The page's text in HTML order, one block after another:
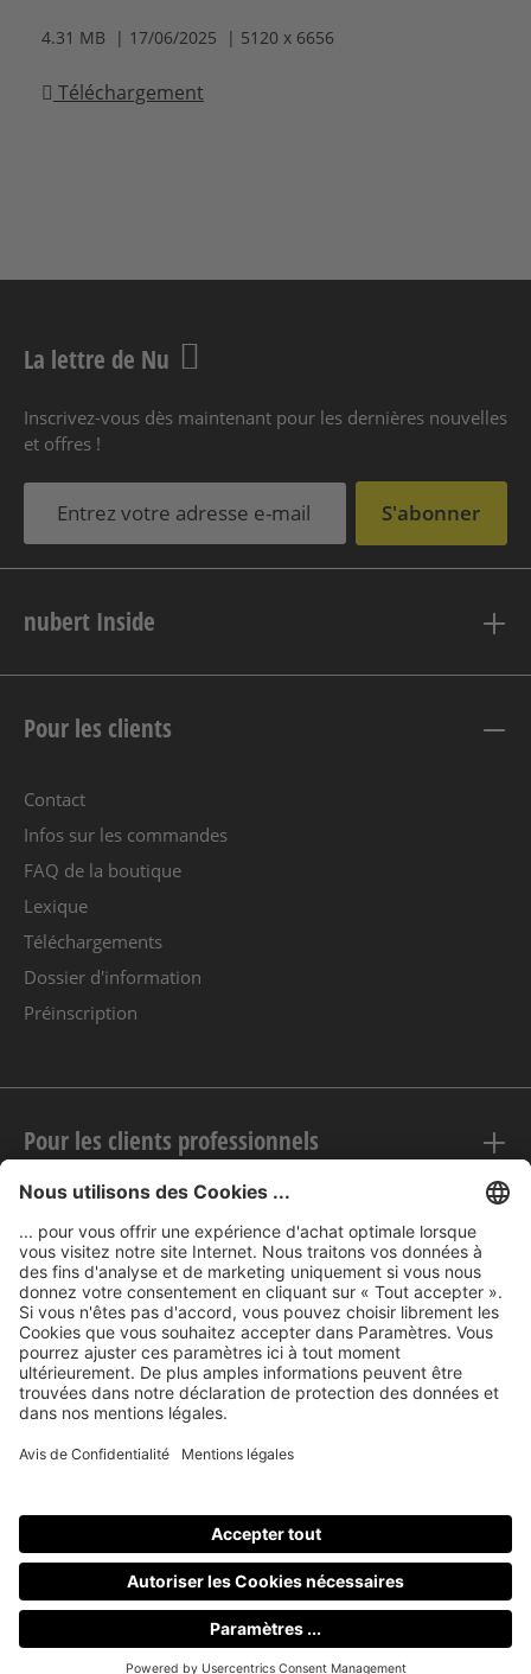
4.31 MB | 17/06/2025 | 5120 x 6656
Téléchargement
La lettre de Nu
Inscrivez-vous dès maintenant pour les dernières nouvelles
et offres !
S'abonner
nubert Inside
Pour les clients
Contact
Infos sur les commandes
FAQ de la boutique
Lexique
Téléchargements
Dossier d'information
Préinscription
Pour les clients professionnels
Mentions légales
nubert sur le web
Modes de paiement
Tous les prix incluent la TVA, plus les fraisd'expédition
éventuels frais de livraison, sauf indication contraire.